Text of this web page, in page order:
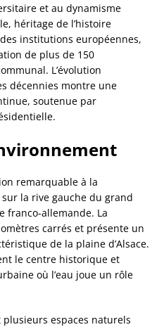
et au dynamisme
héritage de l’histoire
institutions européennes,
de plus de 150
L’évolution
décennies montre une
soutenue par
remarquable à la
la rive gauche du grand
franco-allemande. La
carrés et présente un
de la plaine d’Alsace.
le centre historique et
où l’eau joue un rôle
espaces naturels